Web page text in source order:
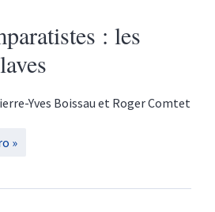
: les
Yves Boissau et RogerComtet